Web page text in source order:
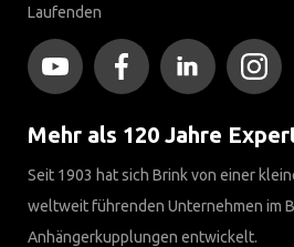
Laufenden
Mehr als 120 Jahre
Seit 1903 hat sich Brink von einer
weltweit führenden Unternehmen im
Anhängerkupplungen entwickelt.